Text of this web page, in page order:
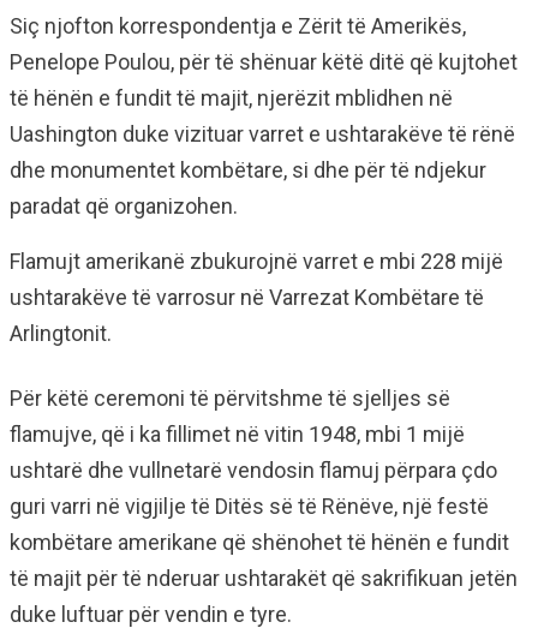
Siç njofton korrespondentja e Zërit të Amerikës,
Penelope Poulou, për të shënuar këtë ditë që kujtohet
të hënën e fundit të majit, njerëzit mblidhen në
Uashington duke vizituar varret e ushtarakëve të rënë
dhe monumentet kombëtare, si dhe për të ndjekur
paradat që organizohen.
Flamujt amerikanë zbukurojnë varret e mbi 228 mijë
ushtarakëve të varrosur në Varrezat Kombëtare të
Arlingtonit.
Për këtë ceremoni të përvitshme të sjelljes së
flamujve, që i ka fillimet në vitin 1948, mbi 1 mijë
ushtarë dhe vullnetarë vendosin flamuj përpara çdo
guri varri në vigjilje të Ditës së të Rënëve, një festë
kombëtare amerikane që shënohet të hënën e fundit
të majit për të nderuar ushtarakët që sakrifikuan jetën
duke luftuar për vendin e tyre.